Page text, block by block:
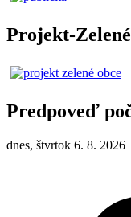
Projekt-
Predpoveď
dnes, štvrtok 6. 8. 2026